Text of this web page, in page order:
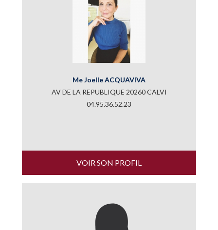
Me Joelle ACQUAVIVA
AV DE LA REPUBLIQUE 20260 CALVI
04.95.36.52.23
VOIR SON PROFIL